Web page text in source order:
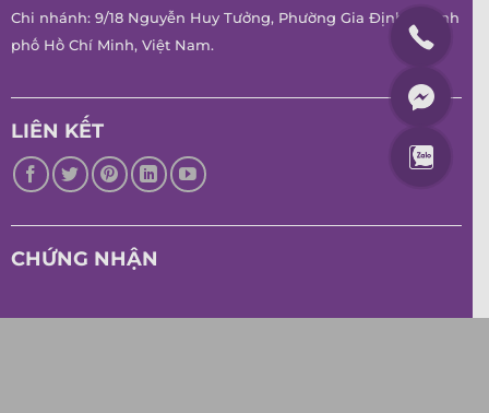
Chi nhánh: 9/18 Nguyễn Huy Tưởng, Phường Gia Định, Thành
phố Hồ Chí Minh, Việt Nam.
LIÊN KẾT
CHỨNG NHẬN